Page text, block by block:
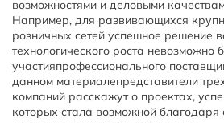
возможностями и деловыми
Например, для развивающихся
розничных сетей успешное решение
технологического роста невозможно
участияпрофессионального
данном материалепредставители
компаний расскажут о проектах,
которых стала возможной благодаря